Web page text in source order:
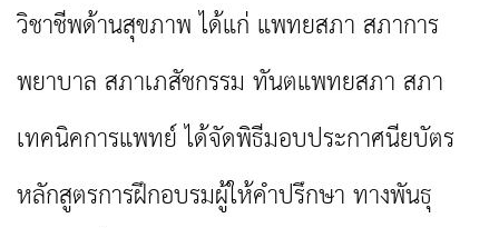
วิชาชีพด้านสุขภาพ ได้แก่ แพทยสภา สภาการ
พยาบาล สภาเภสัชกรรม ทันตแพทยสภา สภา
เทคนิคการแพทย์ ได้จัดพิธีมอบประกาศนียบัตร
หลักสูตรการฝึกอบรมผู้ให้คำปรึกษา ทางพันธุ